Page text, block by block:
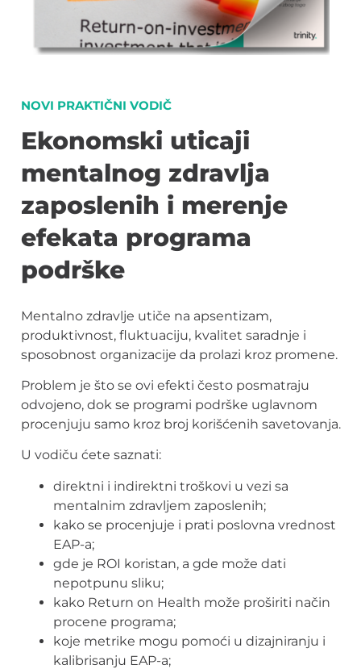
NOVI PRAKTIČNI VODIČ
Ekonomski uticaji
mentalnog zdravlja
zaposlenih i merenje
efekata programa
podrške
Mentalno zdravlje utiče na apsentizam,
produktivnost, fluktuaciju, kvalitet saradnje i
sposobnost organizacije da prolazi kroz promene.
Problem je što se ovi efekti često posmatraju
odvojeno, dok se programi podrške uglavnom
procenjuju samo kroz broj korišćenih savetovanja.
U vodiču ćete saznati:
direktni i indirektni troškovi u vezi sa
mentalnim zdravljem zaposlenih;
kako se procenjuje i prati poslovna vrednost
EAP-a;
gde je ROI koristan, a gde može dati
nepotpunu sliku;
kako Return on Health može proširiti način
procene programa;
koje metrike mogu pomoći u dizajniranju i
kalibrisanju EAP-a;